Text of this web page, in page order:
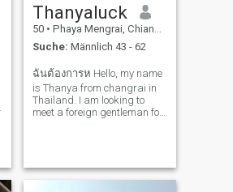
Thanyaluck
50 • Phaya Mengrai, Chiang Rai, Thailand
Suche: Männlich 43 - 62
ฉันต้องการห Hello, my name
is Thanya from changrai in
Thailand. I am looking to
meet a foreign gentleman for
understanding Thai lady. If